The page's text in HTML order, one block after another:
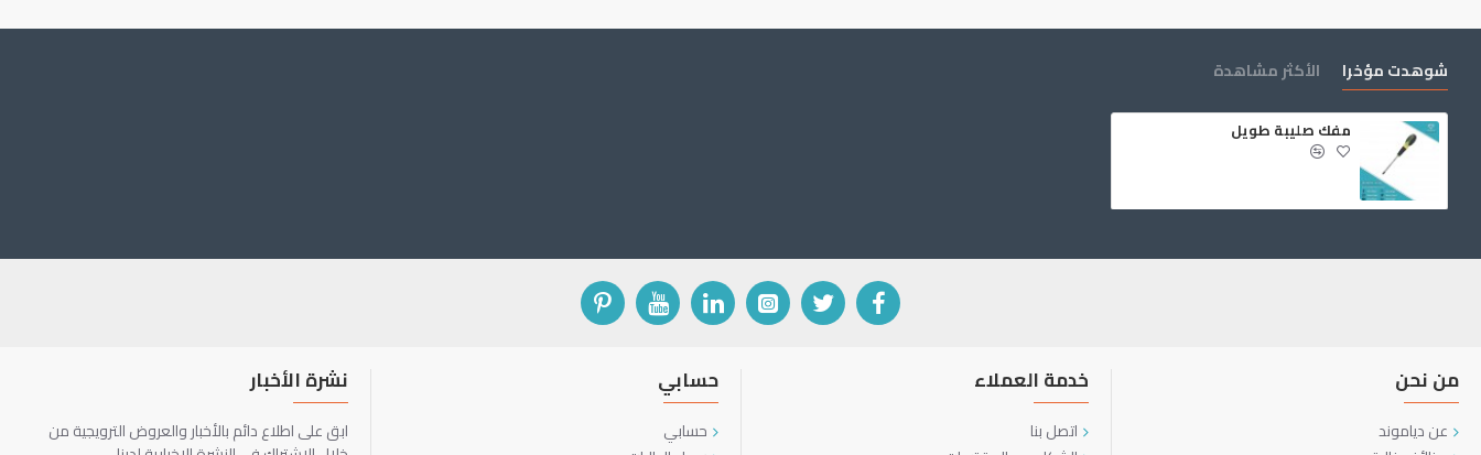
شوهدت مؤخرا الأكثر مشاهدة
مفك صليبة طويل
من نحن
عن دياموند
خدمة العملاء
اتصل بنا
حسابي
حسابي
نشرة الأخبار
ابق على اطلاع دائم بالأخبار والعروض الترويجية من